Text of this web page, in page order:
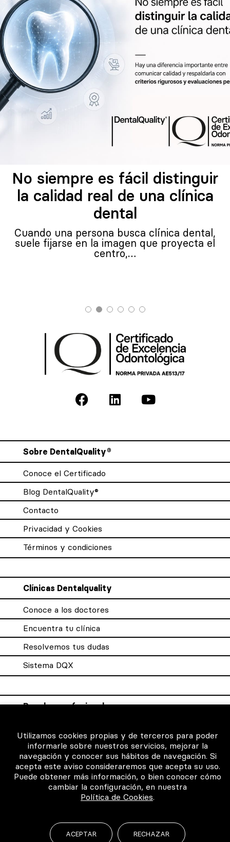
No siempre es fácil distinguir
la calidad real de una clínica
dental
Cuando una persona busca clínica dental,
suele fijarse en la imagen que proyecta el
centro,…
Sobre DentalQuality®
Conoce el Certificado
Blog DentalQuality®
Contacto
Privacidad y Cookies
Términos y condiciones
Clínicas Dentalquality
Conoce a los doctores
Encuentra tu clínica
Resolvemos tus dudas
Sistema DQX
Para los profesionales
Intranet clínicas certificadas
Música para los pacientes
Utilizamos cookies propias y de terceros para poder
informarle sobre nuestros servicios, mejorar la
navegación y conocer sus hábitos de navegación. Si
acepta este aviso consideraremos que acepta su uso.
Puede obtener más información, o bien conocer cómo
cambiar la configuración, en nuestra
Política de Cookies.
ACEPTAR RECHAZAR